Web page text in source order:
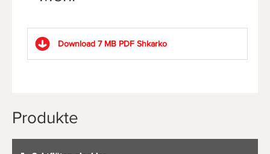
Download 7 MB PDF Shkarko
Produkte